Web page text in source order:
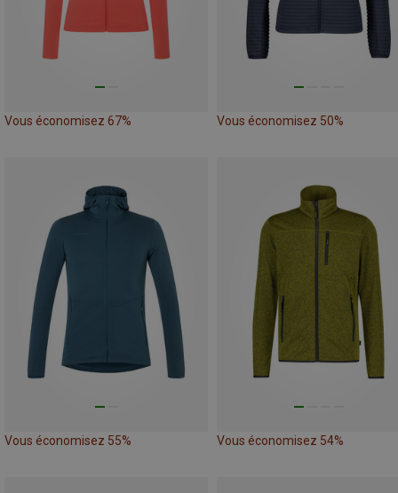
Vous économisez 67% Vous économisez 50%
Vous économisez 55% Vous économisez 54%